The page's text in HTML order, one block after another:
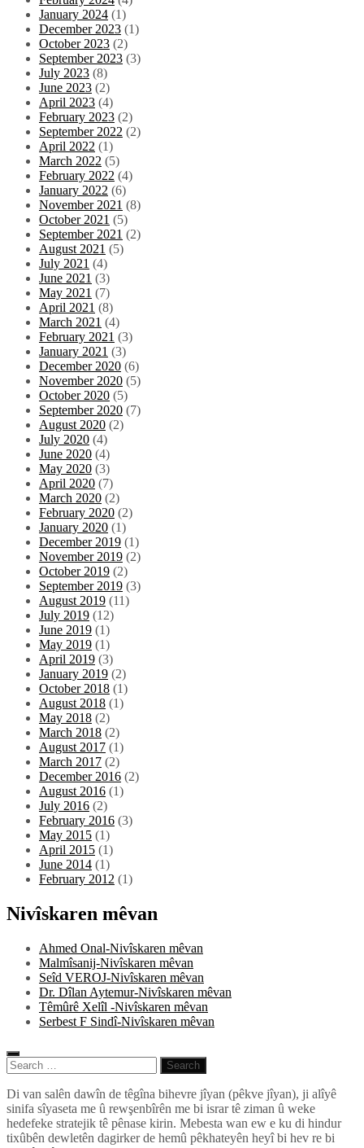
January 2024 (1)
December 2023 (1)
October 2023 (2)
September 2023 (3)
July 2023 (8)
June 2023 (2)
April 2023 (4)
February 2023 (2)
September 2022 (2)
April 2022 (1)
March 2022 (5)
February 2022 (4)
January 2022 (6)
November 2021 (8)
October 2021 (5)
September 2021 (2)
August 2021 (5)
July 2021 (4)
June 2021 (3)
May 2021 (7)
April 2021 (8)
March 2021 (4)
February 2021 (3)
January 2021 (3)
December 2020 (6)
November 2020 (5)
October 2020 (5)
September 2020 (7)
August 2020 (2)
July 2020 (4)
June 2020 (4)
May 2020 (3)
April 2020 (7)
March 2020 (2)
February 2020 (2)
January 2020 (1)
December 2019 (1)
November 2019 (2)
October 2019 (2)
September 2019 (3)
August 2019 (11)
July 2019 (12)
June 2019 (1)
May 2019 (1)
April 2019 (3)
January 2019 (2)
October 2018 (1)
August 2018 (1)
May 2018 (2)
March 2018 (2)
August 2017 (1)
March 2017 (2)
December 2016 (2)
August 2016 (1)
July 2016 (2)
February 2016 (3)
May 2015 (1)
April 2015 (1)
June 2014 (1)
February 2012 (1)
Nivîskaren mêvan
Ahmed Onal-Nivîskaren mêvan
Malmîsanij-Nivîskaren mêvan
Seîd VEROJ-Nivîskaren mêvan
Dr. Dîlan Aytemur-Nivîskaren mêvan
Têmûrê Xelîl -Nivîskaren mêvan
Serbest F Sindî-Nivîskaren mêvan
Search
for:
Pêlkurd
Di van salên dawîn de têgîna bihevre jîyan (pêkve jîyan), ji alîyê
sinifa sîyaseta me û rewşenbîrên me bi israr tê ziman û weke
hedefeke stratejik tê pênase kirin. Mebesta wan ew e ku di hindur
tixûbên dewletên dagirker de hemû pêkhateyên heyî bi hev re bi